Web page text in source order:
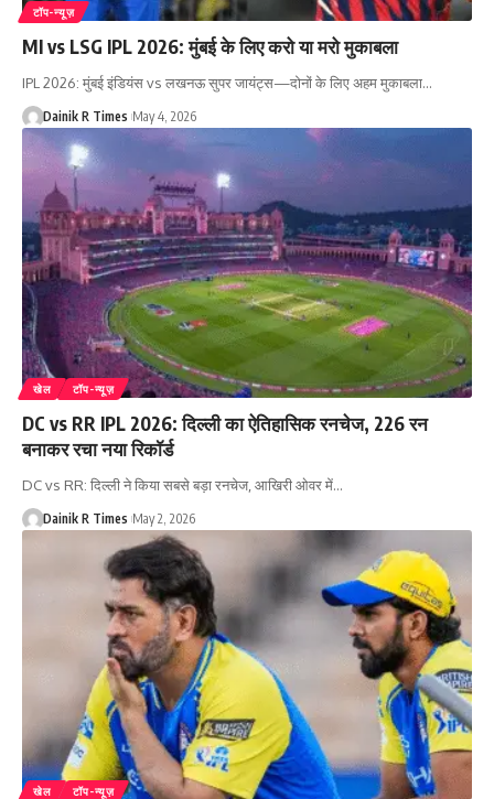
टॉप-न्यूज़
MI vs LSG IPL 2026: मुंबई के लिए करो या मरो मुकाबला
IPL 2026: मुंबई इंडियंस vs लखनऊ सुपर जायंट्स—दोनों के लिए अहम मुकाबला…
Dainik R Times May 4, 2026
खेल टॉप-न्यूज़
DC vs RR IPL 2026: दिल्ली का ऐतिहासिक रनचेज, 226 रन
बनाकर रचा नया रिकॉर्ड
DC vs RR: दिल्ली ने किया सबसे बड़ा रनचेज, आखिरी ओवर में…
Dainik R Times May 2, 2026
खेल टॉप-न्यूज़